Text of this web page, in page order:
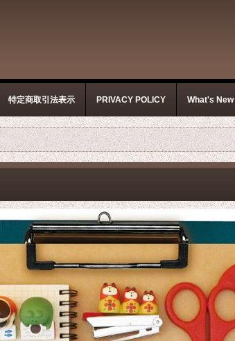
特定商取引法表示 PRIVACY POLICY What's New